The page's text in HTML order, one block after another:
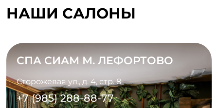
НАШИ САЛОНЫ
СПА СИАМ М. ЛЕФОРТОВО
Сторожевая ул., д. 4, стр. 8
+7 (985) 288-88-77